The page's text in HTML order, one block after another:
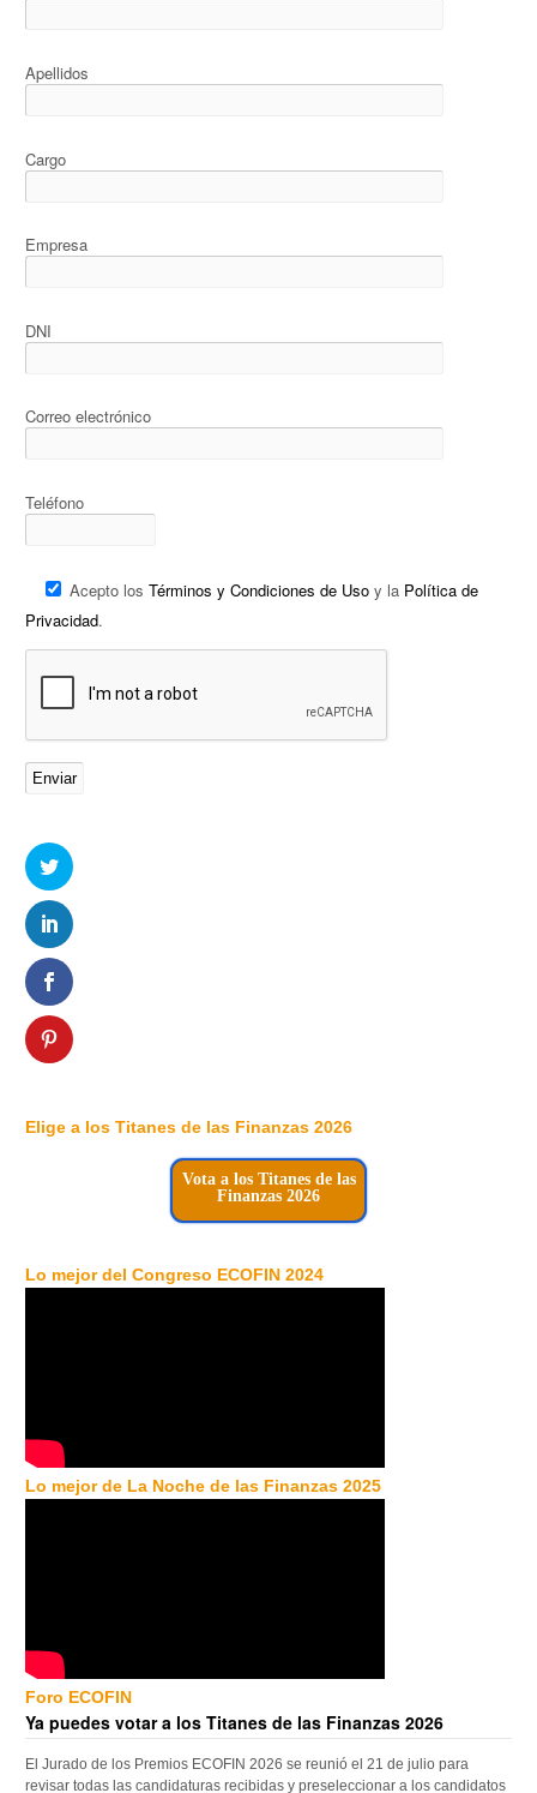
Apellidos
Cargo
Empresa
DNI
Correo electrónico
Teléfono
Acepto losTérminos y Condiciones de Uso y la Política de
Privacidad.
Elige a los Titanes de las Finanzas 2026
Vota a los Titanes de las
Finanzas 2026
Lo mejor del Congreso ECOFIN 2024
Lo mejor de La Noche de las Finanzas 2025
Foro ECOFIN
Ya puedes votar a los Titanes de las Finanzas 2026
El Jurado de los Premios ECOFIN 2026 se reunió el 21 de julio para
revisar todas las candidaturas recibidas y preseleccionar a los candidatos